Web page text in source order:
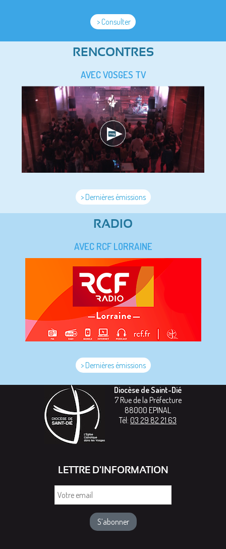
> Consulter
RENCONTRES
AVEC VOSGES TV
> Dernières émissions
RADIO
AVEC RCF LORRAINE
> Dernières émissions
Diocèse de Saint-Dié
7 Rue de la Préfecture
88000 EPINAL
Tél: 03 29 82 21 63
LETTRE D'INFORMATION